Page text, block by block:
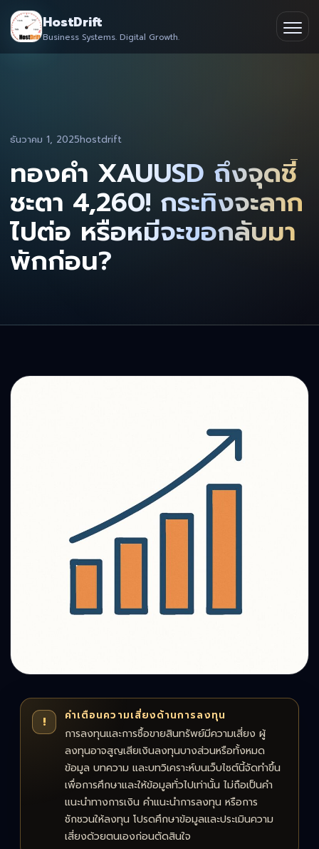
Skip
content
HostDrift
Business Systems. Digital Growth.
Partner
ธันวาคม 1, 2025hostdrift
ทองคำ XAUUSD ถึงจุดชี้
ชะตา 4,260! กระทิงจะลาก
ไปต่อ หรือหมีจะขอกลับมา
พักก่อน?
!
คำเตือนความเสี่ยงด้านการลงทุน
การลงทุนและการซื้อขายสินทรัพย์มีความเสี่ยง ผู้
ลงทุนอาจสูญเสียเงินลงทุนบางส่วนหรือทั้งหมด
ข้อมูล บทความ และบทวิเคราะห์บนเว็บไซต์นี้จัดทำขึ้น
เพื่อการศึกษาและให้ข้อมูลทั่วไปเท่านั้น ไม่ถือเป็นคำ
แนะนำทางการเงิน คำแนะนำการลงทุน หรือการ
ชักชวนให้ลงทุน โปรดศึกษาข้อมูลและประเมินความ
เสี่ยงด้วยตนเองก่อนตัดสินใจ